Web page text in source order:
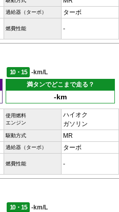
過給器（ターボ） ターボ
燃費性能 -
10・15
-km/L
満タンでどこまで走る？
-km
使用燃料
エンジン
ハイオク
ガソリン
駆動方式 MR
過給器（ターボ） ターボ
燃費性能 -
10・15
-km/L